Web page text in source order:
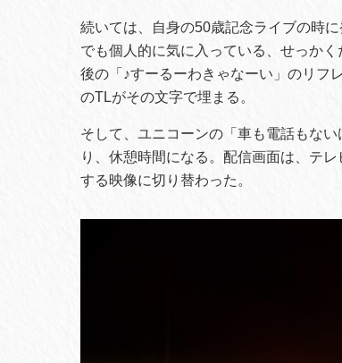
続いては、自身の50歳記念ライブの時
でも個人的に気に入っている、せっか
後の「♪すーるーわきゃなーい」のリフ
のTLがその文字で埋まる。
そして、ユニコーンの「車も電話もな
り、休憩時間になる。配信画面は、テ
する映像に切り替わった。